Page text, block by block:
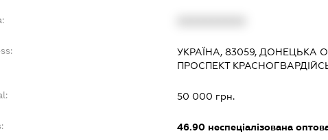
УКРАЇНА, 83059, ДОНЕЦЬКА
ПРОСПЕКТ
50 000 грн.
46.90неспеціалізована